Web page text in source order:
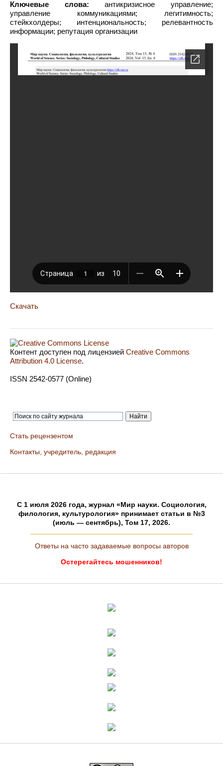
Ключевые слова: антикризисное управление;
управление коммуникациями; легитимность;
стейкхолдеры; интенциональность; релевантность
информации; репутация организации
Скачать
Контент доступен под лицензией Creative Commons
Attribution 4.0 License.
ISSN 2542-0577 (Online)
Стать рецензентом
Контакты, учредитель, редакция
C 1 июля 2026 года, журнал «Мир науки. Социология,
филология, культурология» принимает статьи в №3
(июль — сентябрь), Том 17, 2026.
Ответы на часто задаваемые вопросы авторов
Остерегайтесь мошенников!